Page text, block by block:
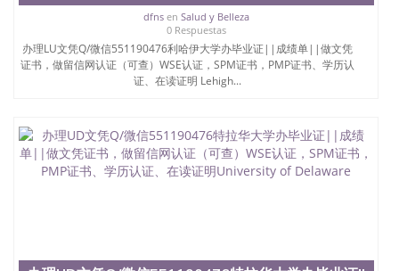
dfnsen Salud y Belleza
0 Respuestas
办理LU文凭Q/微信551190476利哈伊大学办毕业证||成绩单||做文凭
证书，做留信网认证（可查）WSE认证，SPM证书，PMP证书、学历认
证、在读证明 Lehigh...